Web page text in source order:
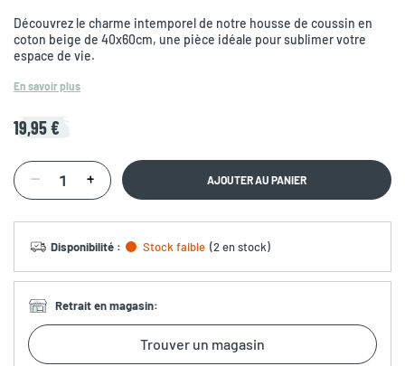
Découvrez le charme intemporel de notre housse de coussin en
coton beige de 40x60cm, une pièce idéale pour sublimer votre
espace de vie.
En savoir plus
19,95 €
AJOUTER AU PANIER
Disponibilité : Stock faible (2 en stock)
Retrait en magasin:
Trouver un magasin